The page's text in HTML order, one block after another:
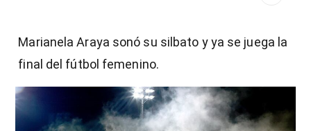
Marianela Araya sonó su silbato y ya se juega la
final del fútbol femenino.